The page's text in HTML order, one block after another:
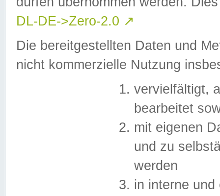
DL-DE->Zero-2.0 ↗
Die bereitgestellten Daten und
nicht kommerzielle Nutzung
vervielfältigt,
bearbeitet
mit eigenen
und zu
werden
in interne